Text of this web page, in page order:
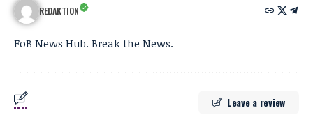
REDAKTION
FoB News Hub. Break the News.
Leave a review